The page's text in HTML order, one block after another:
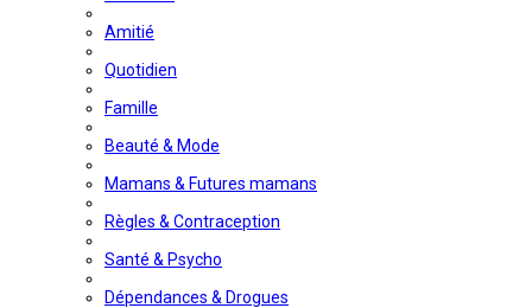
Amitié
Quotidien
Famille
Beauté & Mode
Mamans & Futures mamans
Règles & Contraception
Santé & Psycho
Dépendances & Drogues